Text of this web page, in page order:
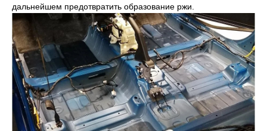
дальнейшем предотвратить образование ржи.